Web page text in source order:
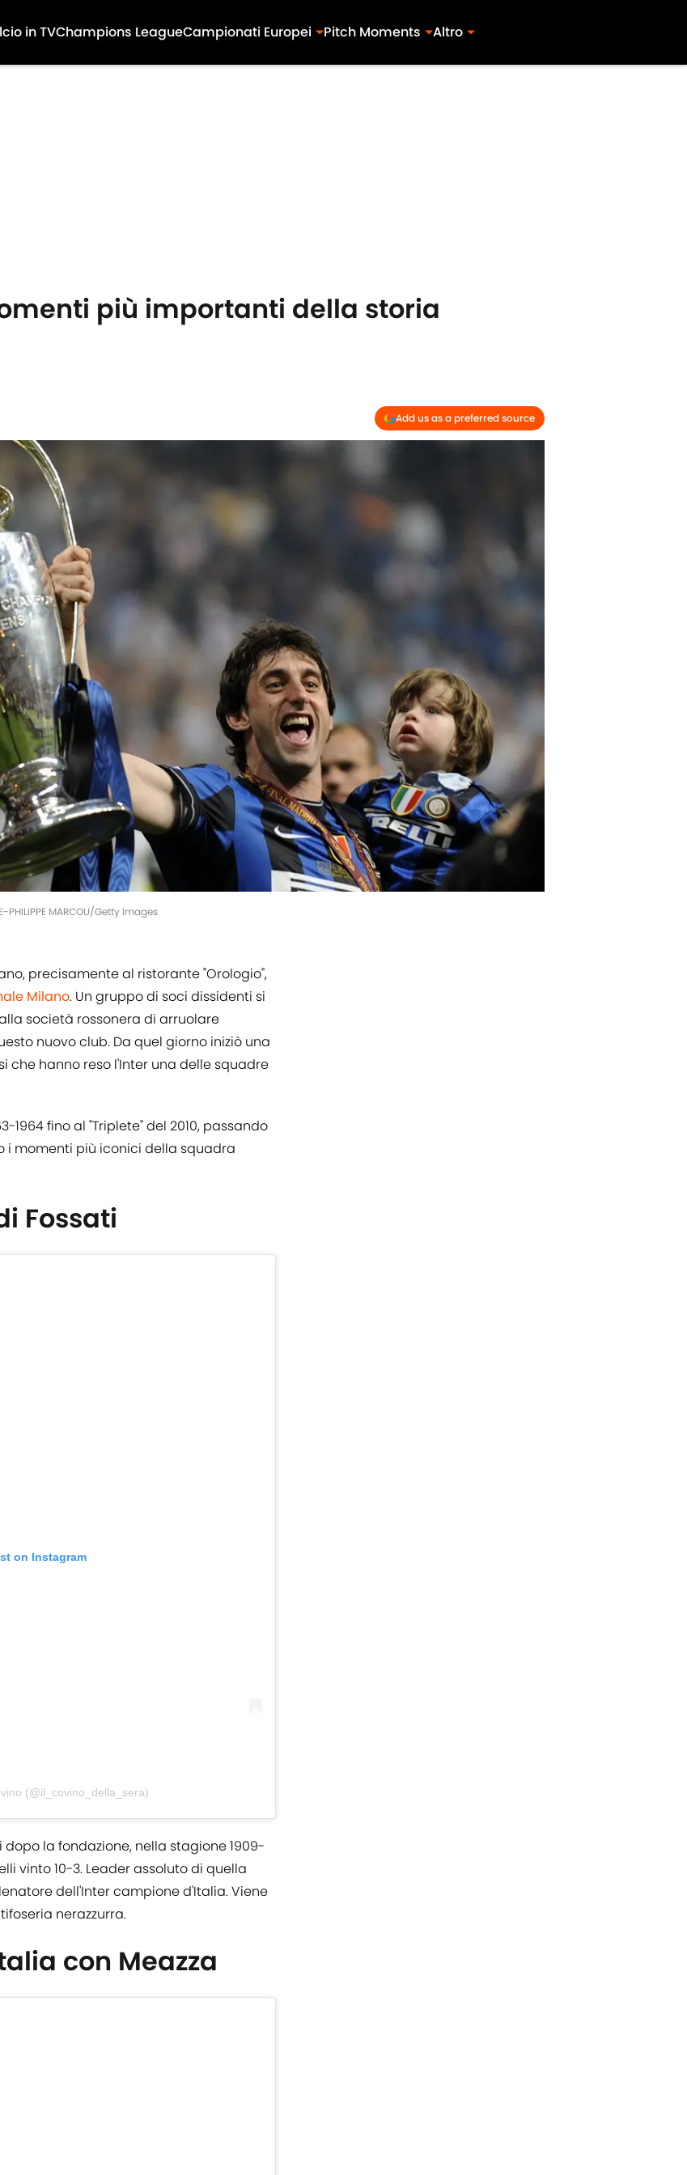
in TVChampions LeagueCampionati Europei Pitch Moments Altro
più importanti della storia
Add us as a preferred source
MARCOU/Getty Images
precisamente al ristorante "Orologio",
Milano. Un gruppo di soci dissidenti si
società rossonera di arruolare
nuovo club. Da quel giorno iniziò una
che hanno reso l'Inter una delle squadre
fino al "Triplete" del 2010, passando
i momenti più iconici della squadra
Fossati
on Instagram
(@il_covino_della_sera)
la fondazione, nella stagione 1909-
vinto 10-3. Leader assoluto di quella
dell'Inter campione d'Italia. Viene
nerazzurra.
con Meazza